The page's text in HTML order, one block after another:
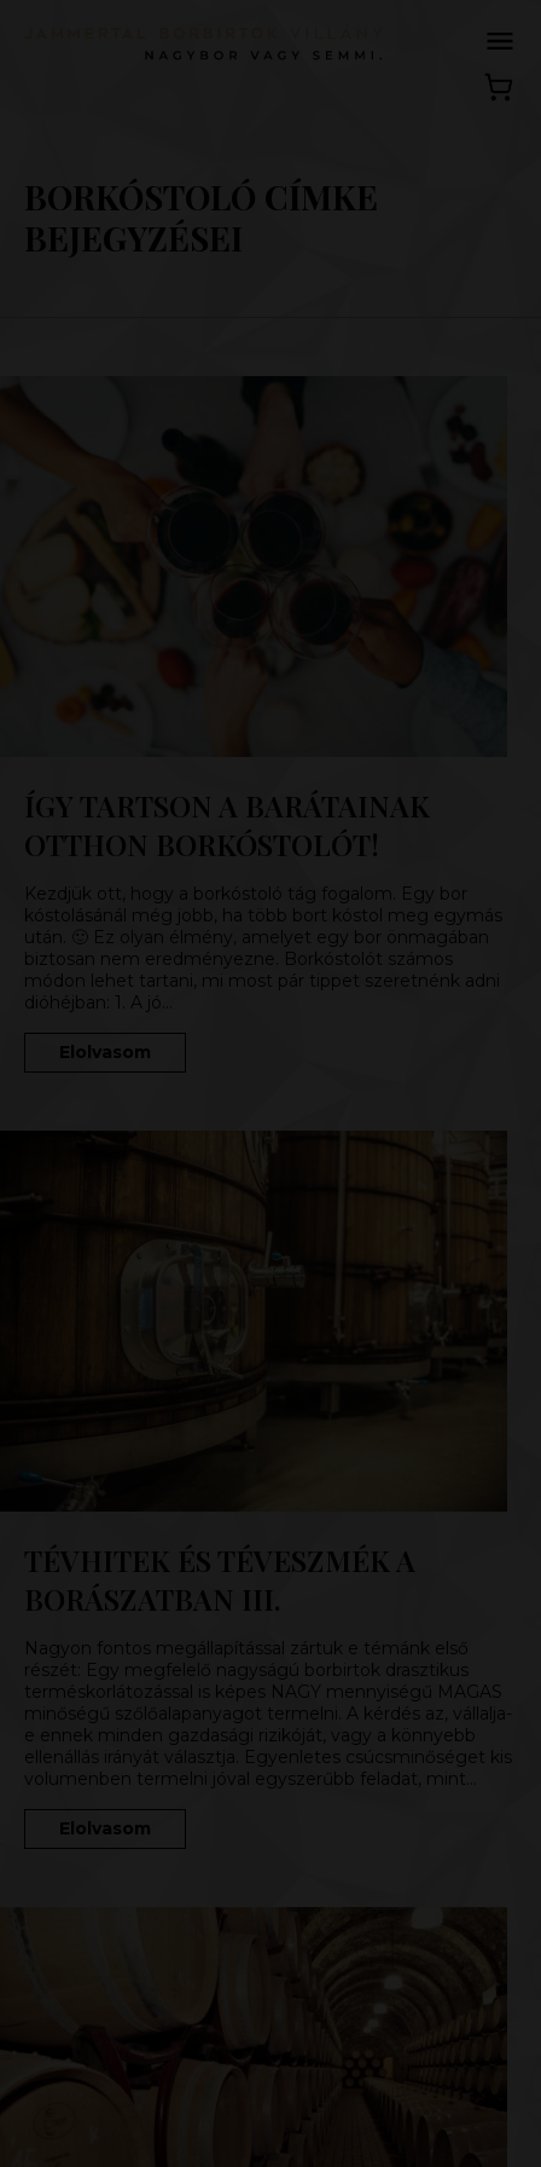
BORKÓSTOLÓ CÍMKE
BEJEGYZÉSEI
ÍGY TARTSON A BARÁTAINAK
OTTHON BORKÓSTOLÓT!
Kezdjük ott, hogy a borkóstoló tág fogalom. Egy bor
kóstolásánál még jobb, ha több bort kóstol meg egymás
után. 🙂 Ez olyan élmény, amelyet egy bor önmagában
biztosan nem eredményezne. Borkóstolót számos
módon lehet tartani, mi most pár tippet szeretnénk adni
dióhéjban: 1. A jó…
Elolvasom
TÉVHITEK ÉS TÉVESZMÉK A
BORÁSZATBAN III.
Nagyon fontos megállapítással zártuk e témánk első
részét: Egy megfelelő nagyságú borbirtok drasztikus
terméskorlátozással is képes NAGY mennyiségű MAGAS
minőségű szőlőalapanyagot termelni. A kérdés az, vállalja-
e ennek minden gazdasági rizikóját, vagy a könnyebb
ellenállás irányát választja. Egyenletes csúcsminőséget kis
volumenben termelni jóval egyszerűbb feladat, mint…
Elolvasom